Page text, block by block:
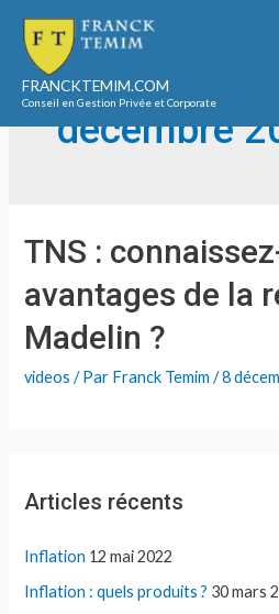
Aller
contenu
FRANCKTEMIM.COM
Conseil en Gestion Privée et Corporate
Accueil 2017
décembre
TNS :
avantages de la
Madelin ?
videos / Par Franck Temim /8
Articles récents
Inflation 12 mai 2022
Inflation : quels produits ? 30 mars